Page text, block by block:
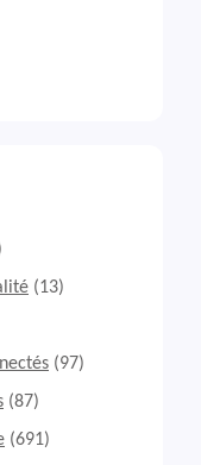
(13)
(97)
(87)
(691)